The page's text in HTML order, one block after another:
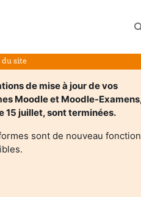
site
de mise à jour de vos
Moodle et Moodle-
15 juillet, sont terminées.
sont de nouveau